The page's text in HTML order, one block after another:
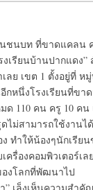
นชนบท ที่ขาดแคลน
งเรียนบ้านปากแดง
ลย เขต 1 ตั้งอยู่ที่ ห
กหนึ่งโรงเรียนที่ขา
ด 110 คน ครู 10 ค
ไม่สามารถใช้งานไ
ง ทำให้น้องๆนักเรีย
ครื่องคอมพิวเตอร์เล
งโลกที่พัฒนาไป